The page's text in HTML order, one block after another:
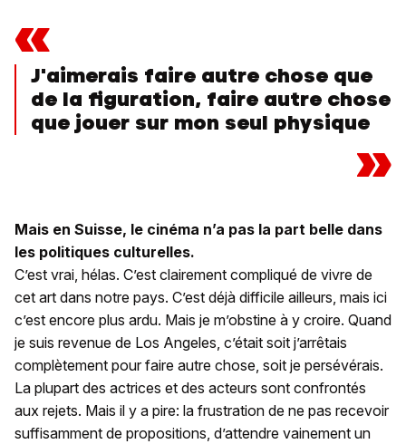
«
J'aimerais faire autre chose que
de la figuration, faire autre chose
que jouer sur mon seul physique
»
Mais en Suisse, le cinéma n’a pas la part belle dans
les politiques culturelles.
C’est vrai, hélas. C’est clairement compliqué de vivre de
cet art dans notre pays. C’est déjà difficile ailleurs, mais ici
c’est encore plus ardu. Mais je m’obstine à y croire. Quand
je suis revenue de Los Angeles, c’était soit j’arrêtais
complètement pour faire autre chose, soit je persévérais.
La plupart des actrices et des acteurs sont confrontés
aux rejets. Mais il y a pire: la frustration de ne pas recevoir
suffisamment de propositions, d’attendre vainement un